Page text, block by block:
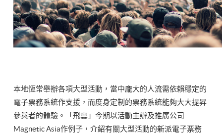
本地恆常舉辦各項大型活動，當中龐大的人流需依賴穩定的
電子票務系統作支援，而度身定制的票務系統能夠大大提昇
參與者的體驗。「飛雲」今期以活動主辦及推廣公司
Magnetic Asia作例子，介紹有關大型活動的新派電子票務